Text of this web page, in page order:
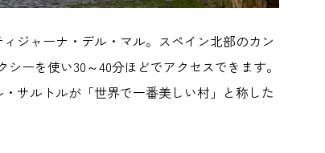
ジャーナ・デル・マル。スペイン北部のカン
ーを使い30～40分ほどでアクセスできます。
サルトルが「世界で一番美しい村」と称した